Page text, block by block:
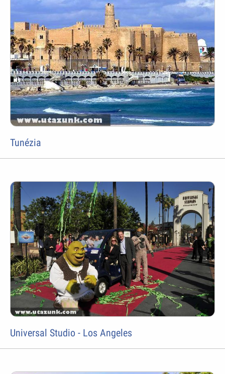
Tunézia
Universal Studio - Los Angeles